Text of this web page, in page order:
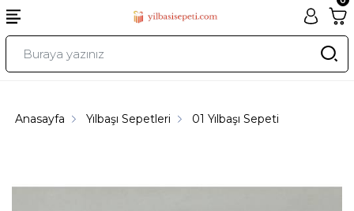
Anasayfa Yılbaşı Sepetleri 01 Yılbaşı Sepeti